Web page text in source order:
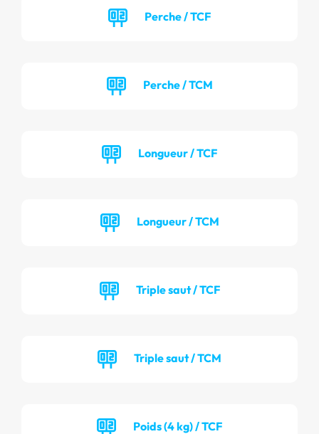
Perche / TCF
Perche / TCM
Longueur / TCF
Longueur / TCM
Triple saut / TCF
Triple saut / TCM
Poids (4 kg) / TCF